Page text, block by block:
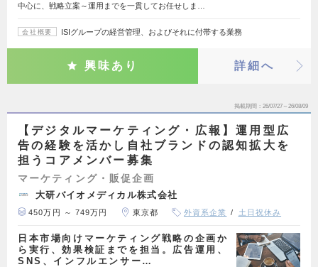
中心に、戦略立案～運用までを一貫してお任せしま…
会社概要 ISIグループの経営管理、およびそれに付帯する業務
興味あり 詳細へ
掲載期間 26/07/27～26/08/09
【デジタルマーケティング・広報】運用型広
告の経験を活かし自社ブランドの認知拡大を
担うコアメンバー募集
マーケティング・販促企画
大研バイオメディカル株式会社
450万円 ～ 749万円 東京都 外資系企業 土日祝休み
日本市場向けマーケティング戦略の企画か
ら実行、効果検証までを担当。広告運用、
SNS、インフルエンサー…